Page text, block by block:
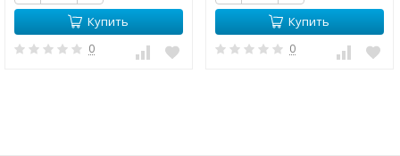
Купить
0
Купить
0